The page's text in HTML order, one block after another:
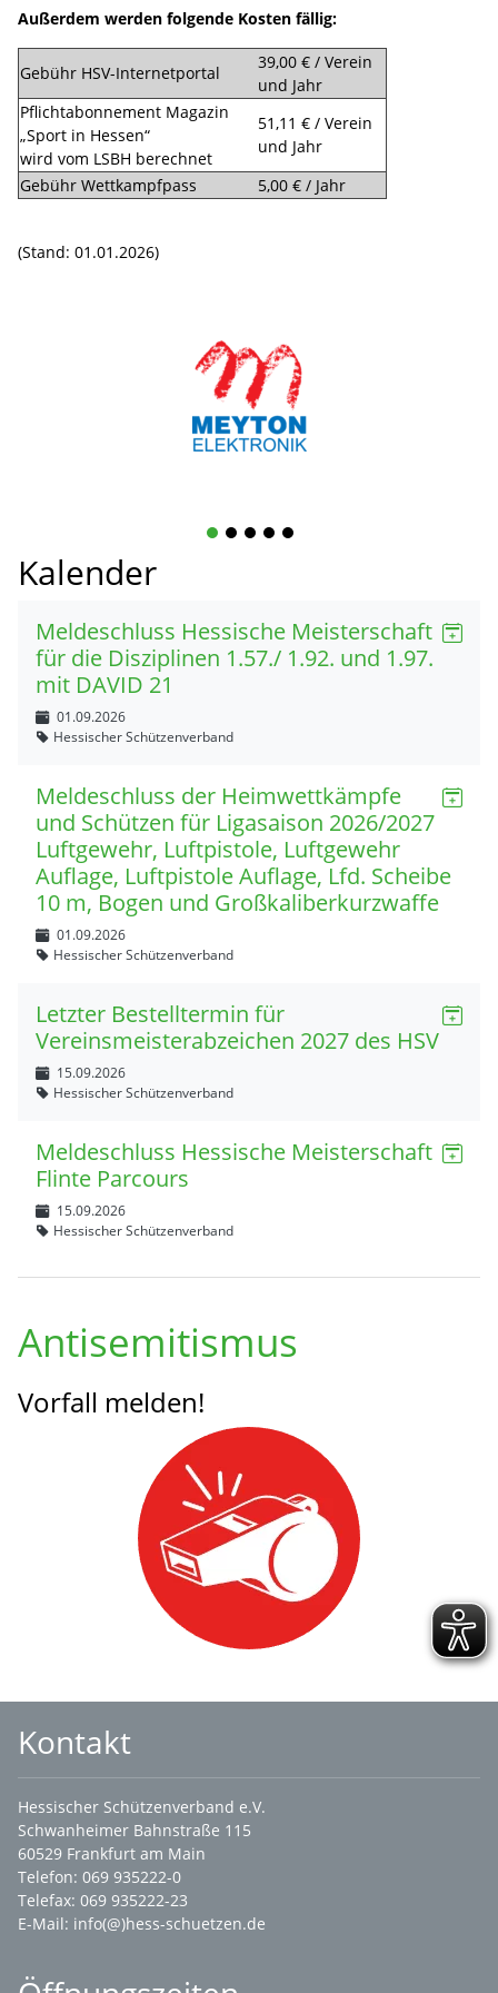
Außerdem werden folgende Kosten fällig:
Gebühr HSV-Internetportal
39,00 € / Verein
und Jahr
Pflichtabonnement Magazin
„Sport in Hessen“
wird vom LSBH berechnet
51,11 € / Verein
und Jahr
Gebühr Wettkampfpass
5,00 € / Jahr
(Stand: 01.01.2026)
1 2 3 4 5
Kalender
Meldeschluss Hessische Meisterschaft
für die Disziplinen 1.57./ 1.92. und 1.97.
mit DAVID 21
01.09.2026
Hessischer Schützenverband
Meldeschluss der Heimwettkämpfe
und Schützen für Ligasaison 2026/2027
Luftgewehr, Luftpistole, Luftgewehr
Auflage, Luftpistole Auflage, Lfd. Scheibe
10 m, Bogen und Großkaliberkurzwaffe
01.09.2026
Hessischer Schützenverband
Letzter Bestelltermin für
Vereinsmeisterabzeichen 2027 des HSV
15.09.2026
Hessischer Schützenverband
Meldeschluss Hessische Meisterschaft
Flinte Parcours
15.09.2026
Hessischer Schützenverband
Antisemitismus
Vorfall melden!
Kontakt
Hessischer Schützenverband e.V.
Schwanheimer Bahnstraße 115
60529 Frankfurt am Main
Telefon: 069 935222-0
Telefax: 069 935222-23
E-Mail: info(@)hess-schuetzen.de